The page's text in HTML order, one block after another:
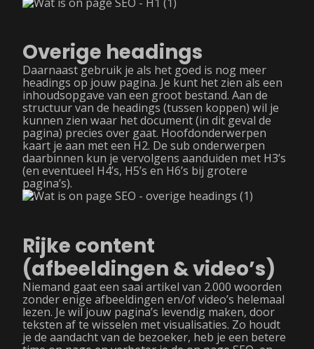
Overige headings
Daarnaast gebruik je als het goed is nog meer
headings op jouw pagina. Je kunt het zien als een
inhoudsopgave van een groot bestand. Aan de
structuur van de headings (tussen koppen) wil je
kunnen zien waar het document (in dit geval de
pagina) precies over gaat. Hoofdonderwerpen
kaart je aan met een H2. De sub onderwerpen
daarbinnen kun je vervolgens aanduiden met H3’s
(en eventueel H4’s, H5’s en H6’s bij grotere
pagina’s).
Rijke content
(afbeeldingen & video’s)
Niemand gaat een saai artikel van 2.000 woorden
zonder enige afbeeldingen en/of video’s helemaal
lezen. Je wil jouw pagina’s levendig maken, door
teksten af te wisselen met visualisaties. Zo houdt
je de aandacht van de bezoeker, heb je een betere